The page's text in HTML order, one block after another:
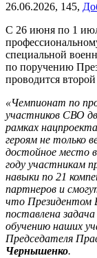
26.06.2026, 145,
С 26 июня по 1
специальной
по поручению
проводится
«Чемпионат по
участников СВО
рамках
героям не только
достойное место
году участникам
навыки по 21
партнеров и
что Президентом
поставлена
обучению наших
Председателя
Чернышенко.